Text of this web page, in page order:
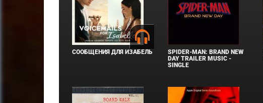
СООБЩЕНИЯ ДЛЯ ИЗАБЕЛЬ
SPIDER-MAN: BRAND NEW
DAY TRAILER MUSIC -
SINGLE